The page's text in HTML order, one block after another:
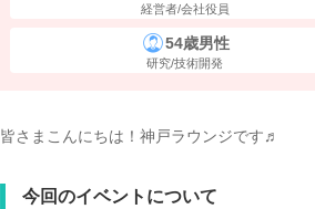
経営者/会社役員
54歳男性
研究/技術開発
皆さまこんにちは！神戸ラウンジです♬
今回のイベントについて